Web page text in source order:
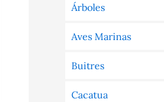
Árboles
Aves Marinas
Buitres
Cacatua